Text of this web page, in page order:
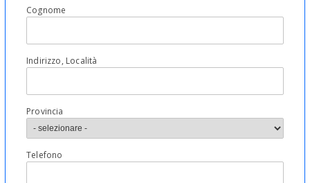
Cognome
Indirizzo, Località
Provincia
Telefono